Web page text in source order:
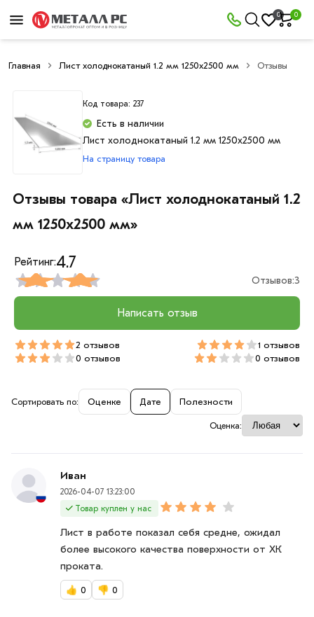
0 0
Главная Лист холоднокатаный 1.2 мм 1250х2500 мм Отзывы
Код товара: 237
Есть в наличии
Лист холоднокатаный 1.2 мм 1250х2500 мм
На страницу товара
Отзывы товара «Лист холоднокатаный 1.2
мм 1250х2500 мм»
Сортировать по: Оценке Дате Полезности
Оценка:
Иван
2026-04-07 13:23:00
Товар куплен у нас
Лист в работе показал себя средне, ожидал
более высокого качества поверхности от ХК
проката.
👍 0 👎 0
Рейтинг:4.7
Отзывов:3
Написать отзыв
2 отзывов
1 отзывов
0 отзывов
0 отзывов